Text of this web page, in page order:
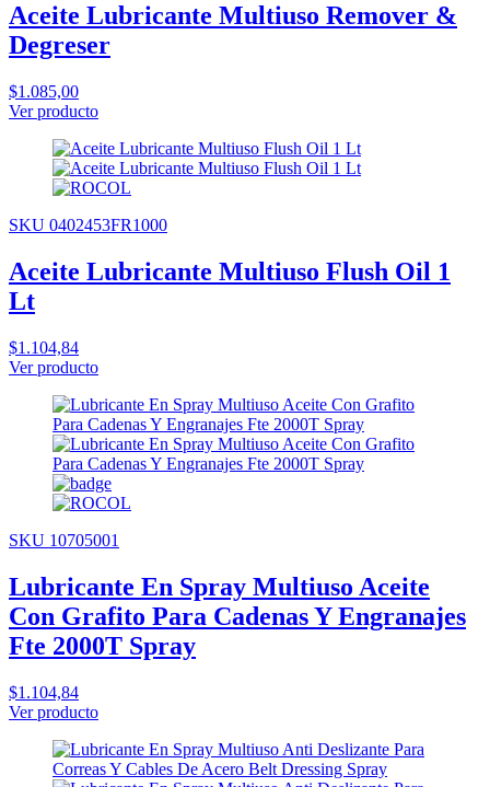
Aceite Lubricante Multiuso Remover &
Degreser
$1.085,00
Ver producto
SKU 0402453FR1000
Aceite Lubricante Multiuso Flush Oil 1
Lt
$1.104,84
Ver producto
SKU 10705001
Lubricante En Spray Multiuso Aceite
Con Grafito Para Cadenas Y Engranajes
Fte 2000T Spray
$1.104,84
Ver producto